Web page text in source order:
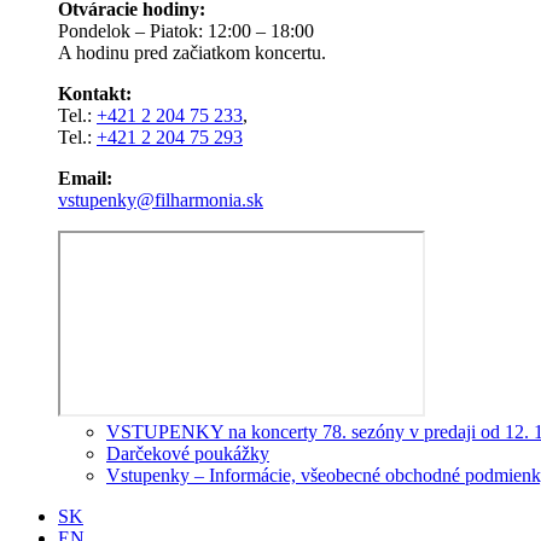
Otváracie hodiny:
Pondelok – Piatok: 12:00 – 18:00
A hodinu pred začiatkom koncertu.
Kontakt:
Tel.: +421 2 204 75 233,
Tel.: +421 2 204 75 293
Email:
vstupenky@filharmonia.sk
VSTUPENKY na koncerty 78. sezóny v predaji od 12.
Darčekové poukážky
Vstupenky – Informácie, všeobecné obchodné
SK